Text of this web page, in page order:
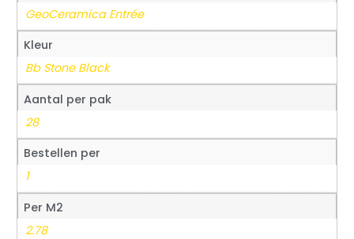
GeoCeramica Entrée
Kleur
Bb Stone Black
Aantal per pak
28
Bestellen per
1
Per M2
2.78